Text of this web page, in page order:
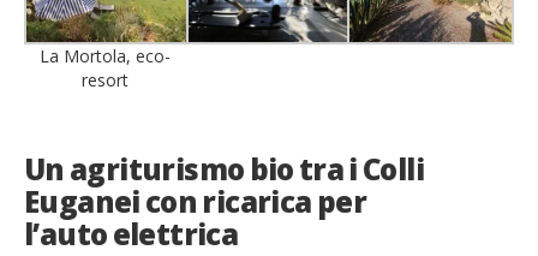
La Mortola, eco-
resort
Un agriturismo bio tra i Colli
Euganei con ricarica per
l’auto elettrica